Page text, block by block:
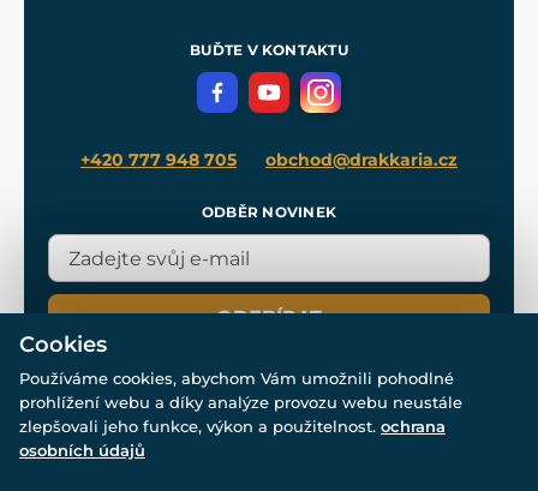
Meče pro Kingdom Come
BUĎTE V KONTAKTU
+420 777 948 705 obchod@drakkaria.cz
ODBĚR NOVINEK
ODEBÍRAT
© Všechna práva vyhrazena. www.drakkaria.cz 2007-2026.
Cookies
Používáme cookies, abychom Vám umožnili pohodlné
prohlížení webu a díky analýze provozu webu neustále
zlepšovali jeho funkce, výkon a použitelnost. ochrana
osobních údajů